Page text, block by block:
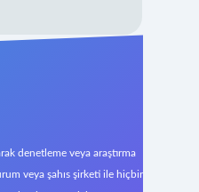
denetleme veya araştırma
veya şahıs şirketi ile hiçbir